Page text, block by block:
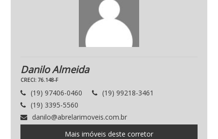
Danilo Almeida
CRECI: 76.148-F
(19) 97406-0460
(19) 99218-3461
(19) 3395-5560
danilo@abrelarimoveis.com.br
Mais imóveis deste corretor